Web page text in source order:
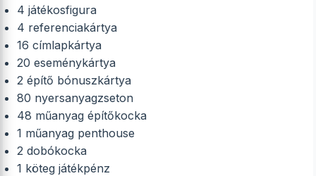
4 játékosfigura
4 referenciakártya
16 címlapkártya
20 eseménykártya
2 építő bónuszkártya
80 nyersanyagzseton
48 műanyag építőkocka
1 műanyag penthouse
2 dobókocka
1 köteg játékpénz